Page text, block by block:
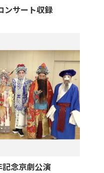
ンサート収録
念京劇公演